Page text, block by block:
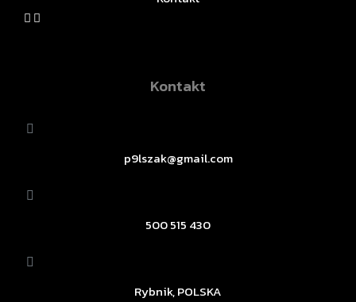
Kontakt
p9lszak@gmail.com
500 515 430
Rybnik, POLSKA